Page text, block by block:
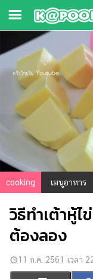
ข่าว-
ความ
รู้
ข่าว
ข่าว
บันเทิง
ตรวจ
หวย
ผล
บอล
สด
การ
เงิน
cooking เมนูอาหาร
วิธีทำเต้าหู้ไ
ต้องลอง
11 ก.ค. 2561 เวลา